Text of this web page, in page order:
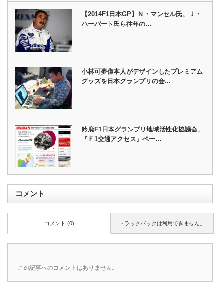
【2014F1日本GP】Ｎ・マンセル氏、Ｊ・
ハーバート氏ら往年の…
小林可夢偉本人がデザインしたプレミアム
グッズを日本グランプリの会…
鈴鹿F1日本グランプリ地域活性化協議会、
『Ｆ1交通アクセス』ペー…
コメント
トラックバックは利用できません。
コメント (0)
この記事へのコメントはありません。